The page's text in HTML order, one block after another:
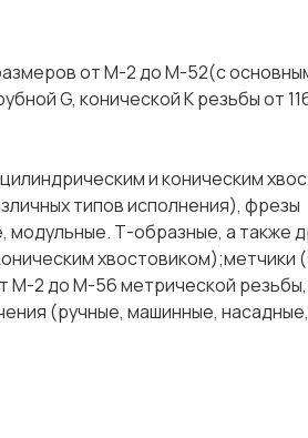
от М-2 до М-52(с
G, конической К резьбы от
и коническим
типов исполнения), фрезы
модульные. Т-образные, а также
хвостовиком);метчики
М-2 до М-56 метрической резьбы,
(ручные, машинные, насадные,